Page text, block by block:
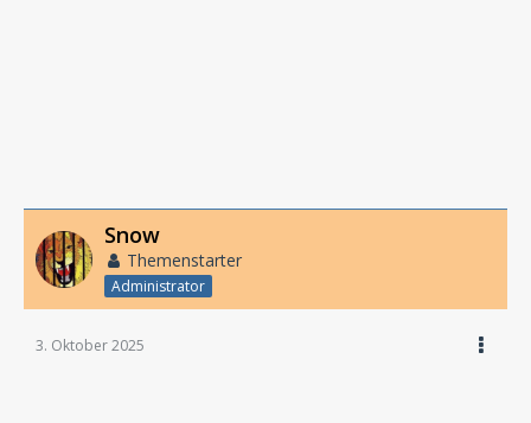
Snow
Themenstarter
Administrator
3. Oktober 2025